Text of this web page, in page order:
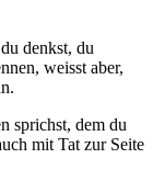
denkst, du
weisst aber,
sprichst, dem du
mit Tat zur Seite